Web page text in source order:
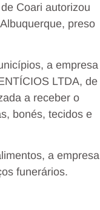
Coari autorizou
preso
a empresa
LTDA, de
a receber o
bonés, tecidos e
a empresa
funerários.